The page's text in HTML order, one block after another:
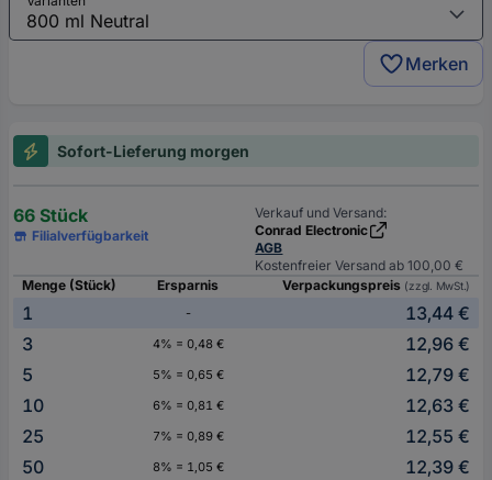
Merken
Sofort-Lieferung morgen
66 Stück
Filialverfügbarkeit
Verkauf und Versand:
Conrad Electronic
AGB
Kostenfreier Versand ab 100,00 €
Menge (Stück)
Ersparnis Verpackungspreis (zzgl. MwSt.)
1 -
13,44 €
3
4% = 0,48 €
12,96 €
5
5% = 0,65 €
12,79 €
10
6% = 0,81 €
12,63 €
25
7% = 0,89 €
12,55 €
50
8% = 1,05 € 12,39 €